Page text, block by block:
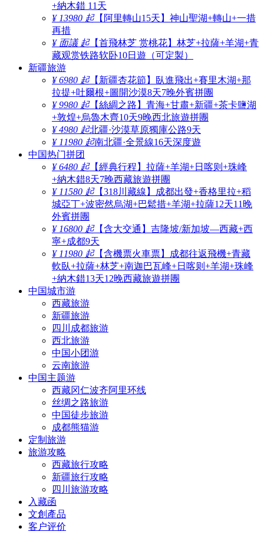
+納木錯 11天
¥ 13980 起【阿里轉山15天】神山聖湖+轉山+一措
再措
¥ 面議 起【首飛林芝 赏桃花】林芝+拉薩+羊湖+青
藏观赏铁路软卧10日遊（可定製）
新疆旅游
¥ 6980 起【新疆杏花節】臥進飛出+賽里木湖+那
拉提+吐爾根+圖開沙漠8天7晚外賓拼團
¥ 9980 起【絲綢之路】青海+甘肅+新疆+茶卡鹽湖
+敦煌+烏魯木齊10天9晚西北旅遊拼團
¥ 4980 起北疆·沙漠草原獨庫公路9天
¥ 11980 起南北疆·全景線16天深度遊
中国热门拼团
¥ 6480 起【經典行程】拉薩+羊湖+日喀则+珠峰
+納木錯8天7晚西藏旅遊拼團
¥ 11580 起【318川藏線】成都出發+香格里拉+稻
城亞丁+波密然烏湖+巴鬆措+羊湖+拉薩12天11晚
外賓拼團
¥ 16800 起【含大交通】吉隆坡/新加坡—西藏+西
寧+成都9天
¥ 11980 起【含機票火車票】成都往返飛機+青藏
軟臥+拉薩+林芝+南迦巴瓦峰+日喀则+羊湖+珠峰
+納木錯13天12晚西藏旅遊拼團
中国城市游
西藏旅游
新疆旅游
四川成都旅游
西北旅游
中国小团游
云南旅游
中国主题游
西藏冈仁波齐阿里环线
丝绸之路旅游
中国徒步旅游
成都熊猫游
定制旅游
旅游攻略
西藏旅行攻略
新疆旅行攻略
四川旅游攻略
入藏函
文創產品
客户评价